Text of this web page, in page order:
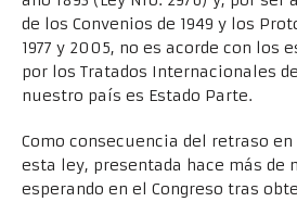
de los Convenios de 1949 y los
1977 y 2005, no es acorde con los
por los Tratados Internacionales
nuestro país es Estado Parte.
Como consecuencia del retraso
esta ley, presentada hace más de
esperando en el Congreso tras